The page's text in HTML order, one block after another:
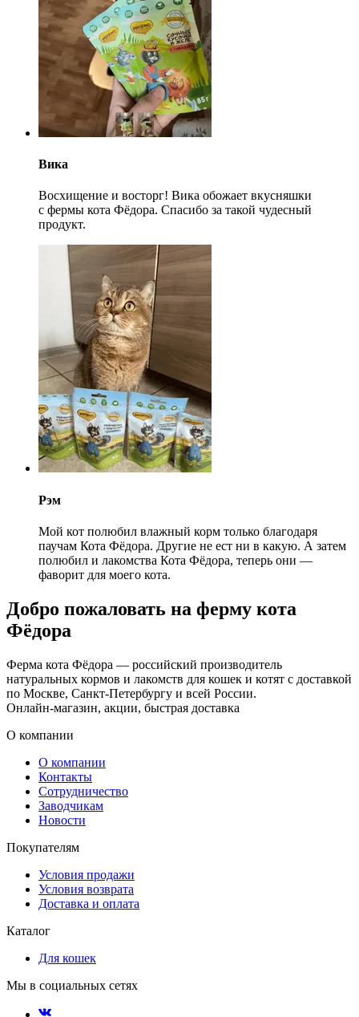
Вика
Восхищение и восторг! Вика обожает вкусняшки
с фермы кота Фёдора. Спасибо за такой чудесный
продукт.
Рэм
Мой кот полюбил влажный корм только благодаря
паучам Кота Фёдора. Другие не ест ни в какую. А затем
полюбил и лакомства Кота Фёдора, теперь они —
фаворит для моего кота.
Добро пожаловать на ферму кота
Фёдора
Ферма кота Фёдора — российский производитель
натуральных кормов и лакомств для кошек и котят с доставкой
по Москве, Санкт‑ Петербургу и всей России.
Онлайн‑ магазин, акции, быстрая доставка
О компании
О компании
Контакты
Сотрудничество
Заводчикам
Новости
Покупателям
Условия продажи
Условия возврата
Доставка и оплата
Каталог
Для кошек
Мы в социальных сетях